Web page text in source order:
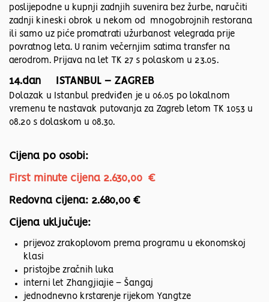
poslijepodne u kupnji zadnjih suvenira bez žurbe, naručiti
zadnji kineski obrok u nekom od mnogobrojnih restorana
ili samo uz piće promatrati užurbanost velegrada prije
povratnog leta. U ranim večernjim satima transfer na
aerodrom. Prijava na let TK 27 s polaskom u 23.05.
14.dan ISTANBUL – ZAGREB
Dolazak u Istanbul predviđen je u 06.05 po lokalnom
vremenu te nastavak putovanja za Zagreb letom TK 1053 u
08.20 s dolaskom u 08.30.
Cijena po osobi:
First minute cijena 2.630,00 €
Redovna cijena: 2.680,00 €
Cijena uključuje:
prijevoz zrakoplovom prema programu u ekonomskoj
klasi
pristojbe zračnih luka
interni let Zhangjiajie – Šangaj
jednodnevno krstarenje rijekom Yangtze